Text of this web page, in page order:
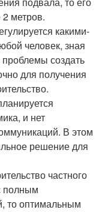
метров.
какими-
человек, зная
создать
для получения
и нет
В этом
решение для
частного
полным
то оптимальным